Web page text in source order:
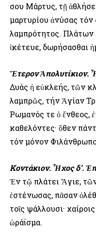
σου Μάρτυς, τῇ
μαρτυρίου ἀνύσας τόν
λαμπρότητος. Πλάτων
ἱκέτευε, δωρήσασθαι
Ἕτερον Ἀπολυτίκιον.
Δυάς ἡ εὐκλεής, τῶν
λαμπρῶς, τήν Ἁγίαν
Ρωμανός τε ὁ ἔνθεος,
καθελόντες· ὅθεν
τόν μόνον
Κοντάκιον. Ἦχος δ’.
Ἐν τῷ πλάτει Ἄγιε,
ἐστένωσας, πᾶσαν
τοῖς ψάλλουσι·
ὡράϊσμα.